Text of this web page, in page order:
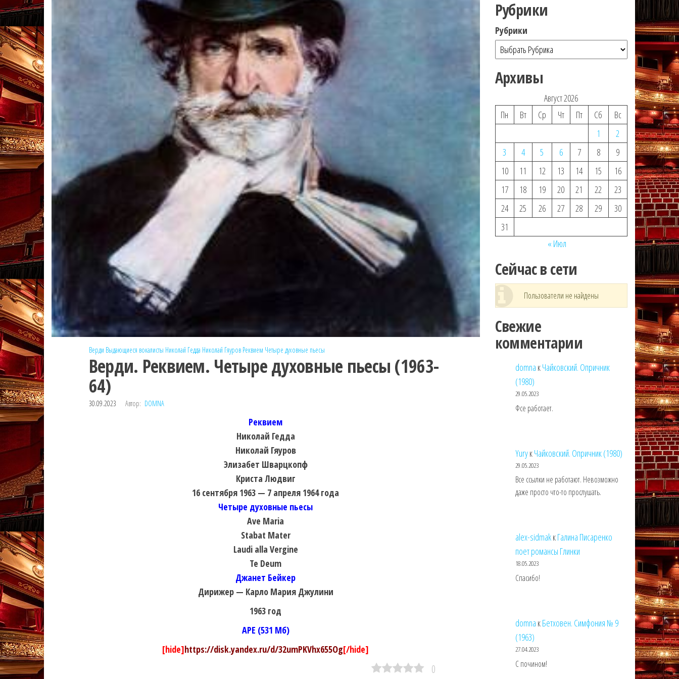
Верди Выдающиеся вокалисты Николай Гедда Николай Гяуров Реквием Четыре духовные пьесы
Верди. Реквием. Четыре духовные пьесы (1963-
64)
30.09.2023 Автор: DOMNA
Реквием
Николай Гедда
Николай Гяуров
Элизабет Шварцкопф
Криста Людвиг
16 сентября 1963 — 7 апреля 1964 года
Четыре духовные пьесы
Ave Maria
Stabat Mater
Laudi alla Vergine
Te Deum
Джанет Бейкер
Дирижер — Карло Мария Джулини
1963 год
APE (531 Мб)
[hide]https://disk.yandex.ru/d/32umPKVhx655Og[/hide]
0
Рубрики
Рубрики
Архивы
Август 2026
Пн
Вт Ср Чт Пт Сб
Вс
1
2
3
4 5 6 7 8
9
10
11 12 13 14 15
16
17
18 19 20 21 22
23
24
25 26 27 28 29
30
31
« Июл
Сейчас в сети
Пользователи не найдены
Свежие
комментарии
domna кЧайковский. Опричник
(1980)
29.05.2023
Фсе работает.
YuryкЧайковский. Опричник (1980)
29.05.2023
Все ссылки не работают. Невозможно
даже просто что-то прослушать.
alex-sidmakкГалина Писаренко
поет романсы Глинки
18.05.2023
Спасибо!
domna кБетховен. Симфония № 9
(1963)
27.04.2023
С почином!